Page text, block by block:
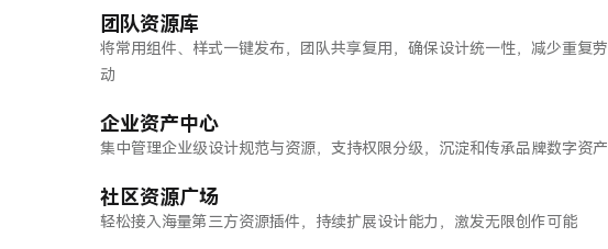
团队资源库
将常用组件、样式一键发布，团队共享复用，确保设计统一性，减少重复劳
动
企业资产中心
集中管理企业级设计规范与资源，支持权限分级，沉淀和传承品牌数字资产
社区资源广场
轻松接入海量第三方资源插件，持续扩展设计能力，激发无限创作可能